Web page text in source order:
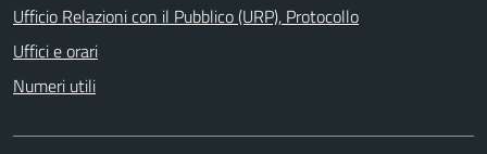
Ufficio Relazioni con il Pubblico (URP), Protocollo
Uffici e orari
Numeri utili